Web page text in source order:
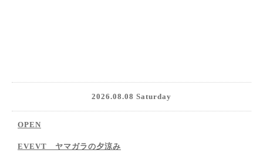
2026.08.08 Saturday
OPEN
EVEVT ヤマガラの夕涼み